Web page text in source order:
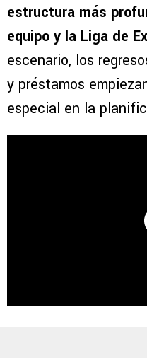
estructura más
equipo y la Liga de
escenario, los
y préstamos
especial en la